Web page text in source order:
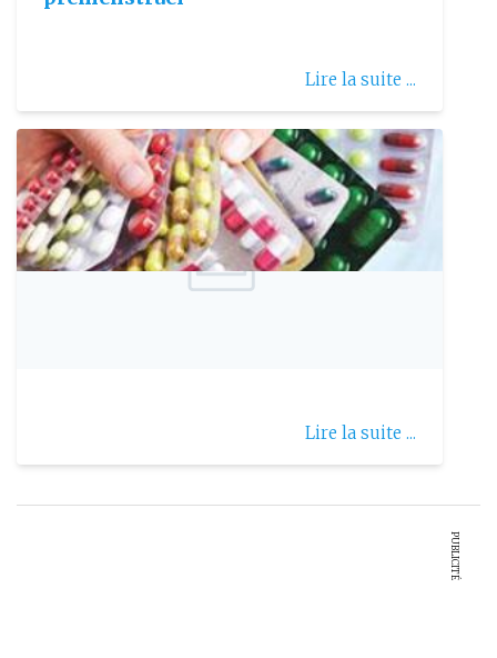
Lire la suite ...
Lire la suite ...
PUBLICITÉ